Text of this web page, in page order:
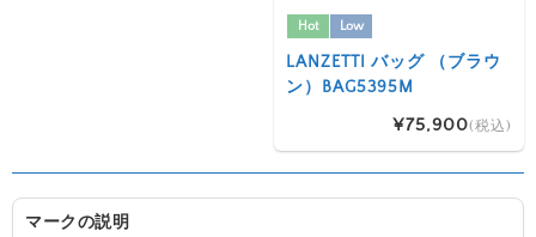
Hot Low
LANZETTI バッグ （ブラウ
ン）BAG5395M
¥75,900(税込)
マークの説明